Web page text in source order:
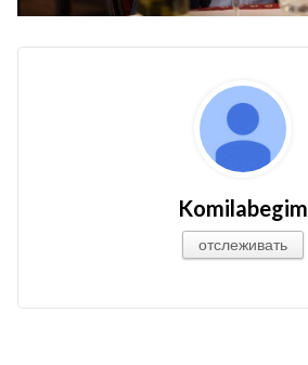
Komilabegim
отслеживать